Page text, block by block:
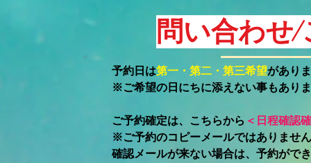
問い合わせ
予約日は第一・第二・第三希望があり
※ご希望の日にちに添えない事もあり
ご予約確定は、こちらから ＜日程確認
​※ご予約のコピーメールではありませ
確認メールが来ない場合は、予約がで